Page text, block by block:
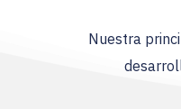
Nuestra